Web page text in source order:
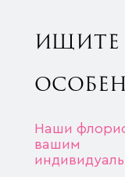
ИЩИТЕ
Наши
вашим